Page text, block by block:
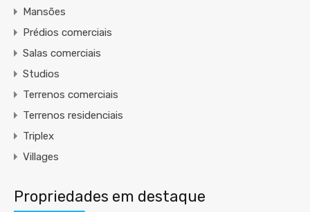
Mansões
Prédios comerciais
Salas comerciais
Studios
Terrenos comerciais
Terrenos residenciais
Triplex
Villages
Propriedades em destaque